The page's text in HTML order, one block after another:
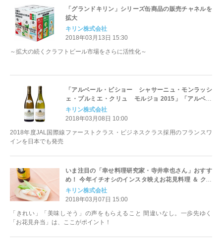
「グランドキリン」シリーズ缶商品の販売チャネルを
拡大
キリン株式会社
2018年03月13日 15:30
～拡大の続くクラフトビール市場をさらに活性化～
「アルベール・ビショー シャサーニュ・モンラッシ
ェ・プルミエ・クリュ モルジョ 2015」「アルベー
ル・ビショー ヴィレ・クレッセ 2016」新発売
キリン株式会社
2018年03月08日 10:00
2018年度JAL国際線ファーストクラス・ビジネスクラス採用のフランスワ
インを日本でも発売
いま注目の「幸せ料理研究家・寺井幸也さん」おすす
め！ 今年イチオシのインスタ映えお花見料理 ＆ クラ
フトビール！
キリン株式会社
2018年03月07日 15:00
「きれい」「美味しそう」の声をもらえること 間違いなし。一歩先ゆく
「お花見弁当」は、ここがポイント！